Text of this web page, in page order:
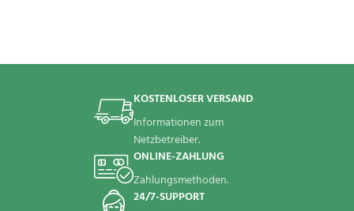
KOSTENLOSER VERSAND
Informationen zum
Netzbetreiber.
ONLINE-ZAHLUNG
Zahlungsmethoden.
24/7-SUPPORT